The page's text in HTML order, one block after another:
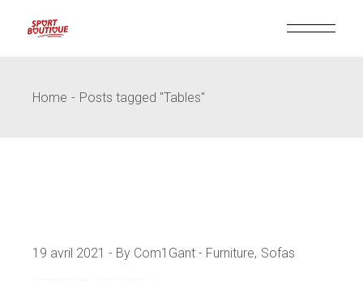
Home Posts tagged "Tables"
19 avril 2021 By Com1Gant Furniture Sofas